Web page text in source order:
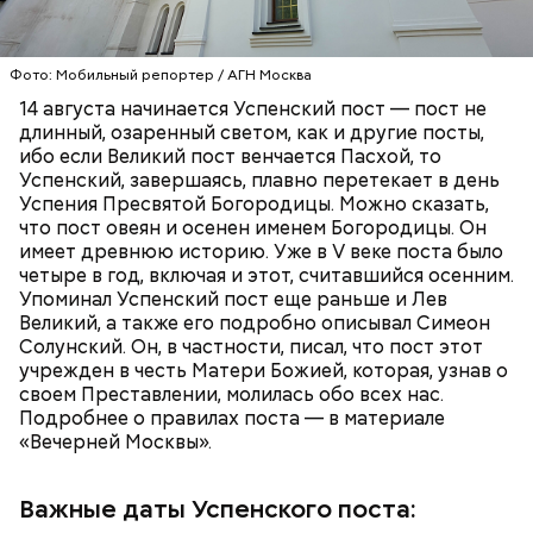
Фото: Мобильный репортер / АГН Москва
14 августа начинается Успенский пост — пост не
длинный, озаренный светом, как и другие посты,
ибо если Великий пост венчается Пасхой, то
Успенский, завершаясь, плавно перетекает в день
Успения Пресвятой Богородицы. Можно сказать,
что пост овеян и осенен именем Богородицы. Он
имеет древнюю историю. Уже в V веке поста было
четыре в год, включая и этот, считавшийся осенним.
Упоминал Успенский пост еще раньше и Лев
Великий, а также его подробно описывал Симеон
Солунский. Он, в частности, писал, что пост этот
учрежден в честь Матери Божией, которая, узнав о
своем Преставлении, молилась обо всех нас.
Подробнее о правилах поста — в материале
«Вечерней Москвы».
Важные даты Успенского поста:
13 августа у нас заговенье. Это последний
день перед постом, пока еще можно есть
скоромное — мясо, молоко и рыбу.
Спас Медовый (14 августа), или Спас Мокрый,
поскольку в этот день не только освящают
мед, но и совершают чин водоосвящения —
освящают реки, озера, источники.
19 августа — Яблочный Спас. В церкви
освящают яблоки, виноград и иные плоды.
А вскоре после окончания Успенского поста
наступает Спас Ореховый — 29 августа.
Иначе его называют Хлебным Спасом,
поскольку по времени он совпадает с
окончанием жатвы.
ПРАВОСЛАВИЕ ХРИСТИАНСТВО РЕЛИГИЯ
Пародия на популярные в 1980-е годы шпионские
триллеры и экзотические мелодрамы многих
Мадмартиган, «Уиллоу» (Willow, 1988)
Фото: «Уиллоу» (Willow, 1988)
Virtual Insanity (из альбома "Travelling Without
Moving", 1996)